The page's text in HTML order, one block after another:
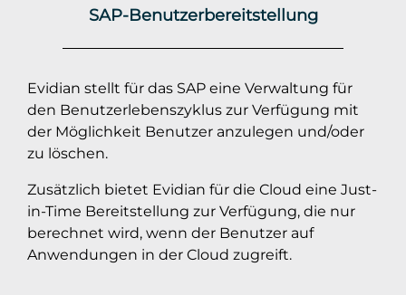
SAP-Benutzerbereitstellung
Evidian stellt für das SAP eine Verwaltung für
den Benutzerlebenszyklus zur Verfügung mit
der Möglichkeit Benutzer anzulegen und/oder
zu löschen.
Zusätzlich bietet Evidian für die Cloud eine Just-
in-Time Bereitstellung zur Verfügung, die nur
berechnet wird, wenn der Benutzer auf
Anwendungen in der Cloud zugreift.